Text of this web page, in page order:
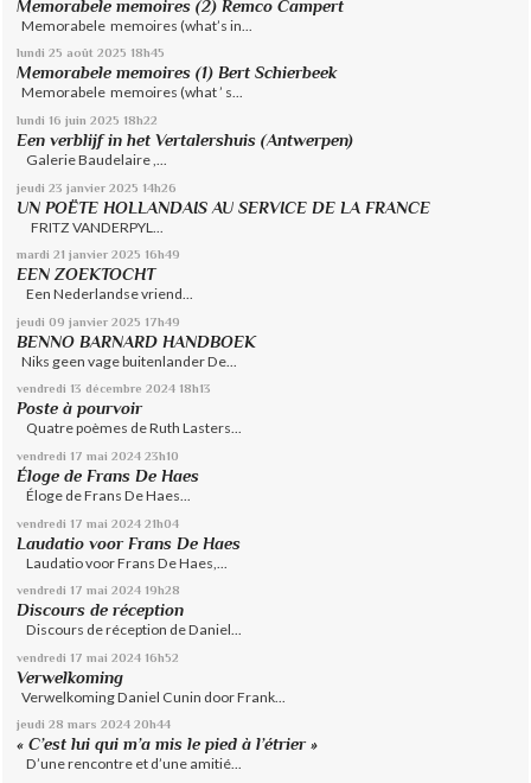
Memorabele memoires (2) Remco Campert
Memorabele memoires (what’s in...
lundi 25 août 2025 18h45
Memorabele memoires (1) Bert Schierbeek
Memorabele memoires (what ’ s...
lundi 16 juin 2025 18h22
Een verblijf in het Vertalershuis (Antwerpen)
Galerie Baudelaire ,...
jeudi 23 janvier 2025 14h26
UN POËTE HOLLANDAIS AU SERVICE DE LA FRANCE
FRITZ VANDERPYL...
mardi 21 janvier 2025 16h49
EEN ZOEKTOCHT
Een Nederlandse vriend...
jeudi 09 janvier 2025 17h49
BENNO BARNARD HANDBOEK
Niks geen vage buitenlander De...
vendredi 13 décembre 2024 18h13
Poste à pourvoir
Quatre poèmes de Ruth Lasters...
vendredi 17 mai 2024 23h10
Éloge de Frans De Haes
Éloge de Frans De Haes...
vendredi 17 mai 2024 21h04
Laudatio voor Frans De Haes
Laudatio voor Frans De Haes,...
vendredi 17 mai 2024 19h28
Discours de réception
Discours de réception de Daniel...
vendredi 17 mai 2024 16h52
Verwelkoming
Verwelkoming Daniel Cunin door Frank...
jeudi 28 mars 2024 20h44
« C’est lui qui m’a mis le pied à l’étrier »
D’une rencontre et d’une amitié...